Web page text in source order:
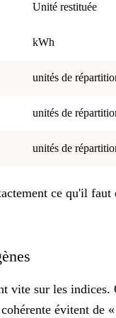
Unité restituée
kWh
unités de
unités de
unités de
ce qu'il
sur les
évitent de